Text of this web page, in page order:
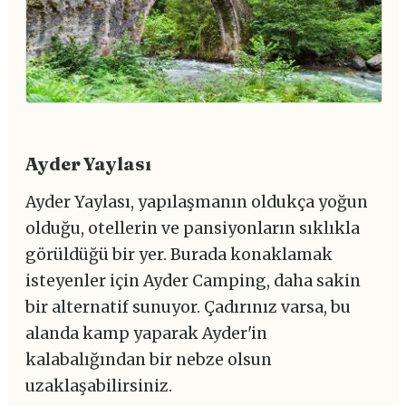
Ayder Yaylası
Ayder Yaylası, yapılaşmanın oldukça yoğun
olduğu, otellerin ve pansiyonların sıklıkla
görüldüğü bir yer. Burada konaklamak
isteyenler için Ayder Camping, daha sakin
bir alternatif sunuyor. Çadırınız varsa, bu
alanda kamp yaparak Ayder'in
kalabalığından bir nebze olsun
uzaklaşabilirsiniz.